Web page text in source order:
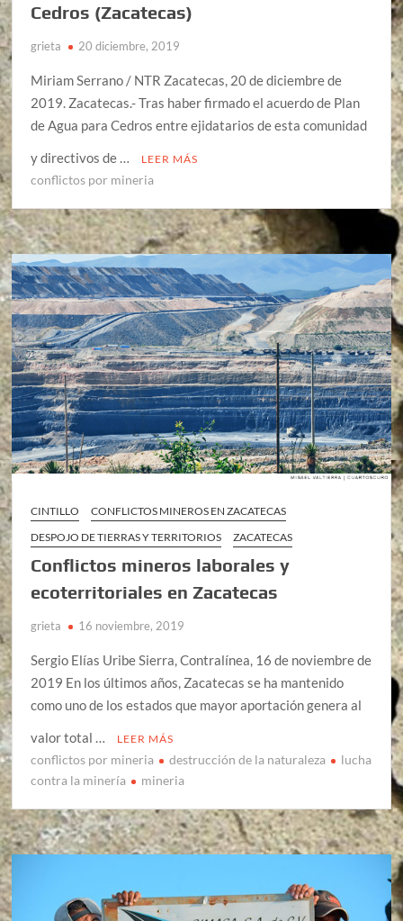
Cedros (Zacatecas)
grieta 20 diciembre, 2019
Miriam Serrano / NTR Zacatecas, 20 de diciembre de
2019. Zacatecas.- Tras haber firmado el acuerdo de Plan
de Agua para Cedros entre ejidatarios de esta comunidad
y directivos de …
LEER MÁS
conflictos por mineria
CINTILLO
CONFLICTOS MINEROS EN ZACATECAS
DESPOJO DE TIERRAS Y TERRITORIOS
ZACATECAS
Conflictos mineros laborales y
ecoterritoriales en Zacatecas
grieta 16 noviembre, 2019
Sergio Elías Uribe Sierra, Contralínea, 16 de noviembre de
2019 En los últimos años, Zacatecas se ha mantenido
como uno de los estados que mayor aportación genera al
valor total …
LEER MÁS
conflictos por mineria destrucción de la naturaleza
lucha
contra la minería
mineria